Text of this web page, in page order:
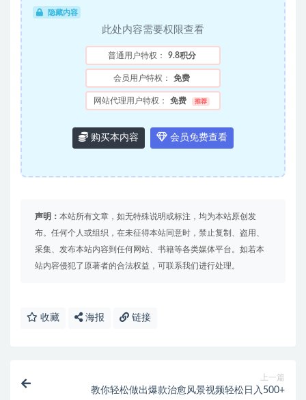
隐藏内容
此处内容需要权限查看
普通用户特权： 9.8积分
会员用户特权： 免费
网站代理用户特权： 免费 推荐
购买本内容 会员免费查看
声明： 本站所有文章，如无特殊说明或标注，均为本站原创发
布。任何个人或组织，在未征得本站同意时，禁止复制、盗用、
采集、发布本站内容到任何网站、书籍等各类媒体平台。如若本
站内容侵犯了原著者的合法权益，可联系我们进行处理。
收藏 海报 链接
上一篇
教你轻松做出爆款治愈风景视频轻松日入500+